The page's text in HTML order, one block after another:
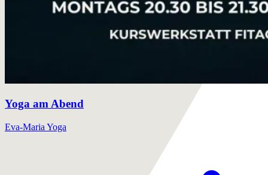
Yoga am Abend
Eva-Maria Yoga